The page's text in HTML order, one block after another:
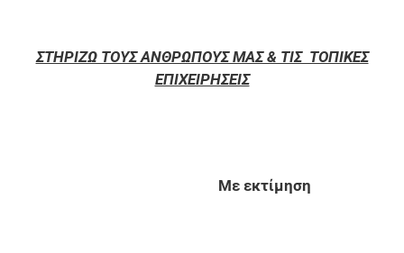
ΣΤΗΡΙΖΩ ΤΟΥΣ ΑΝΘΡΩΠΟΥΣ ΜΑΣ & ΤΙΣ ΤΟΠΙΚΕΣ
ΕΠΙΧΕΙΡΗΣΕΙΣ
Με εκτίμηση